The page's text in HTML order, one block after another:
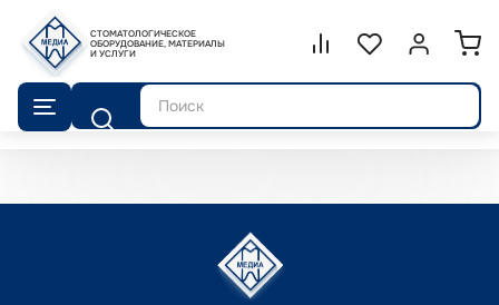
СТОМАТОЛОГИЧЕСКОЕ
ОБОРУДОВАНИЕ, МАТЕРИАЛЫ
И УСЛУГИ
Сравнение.
СписокВойти или
Поиск